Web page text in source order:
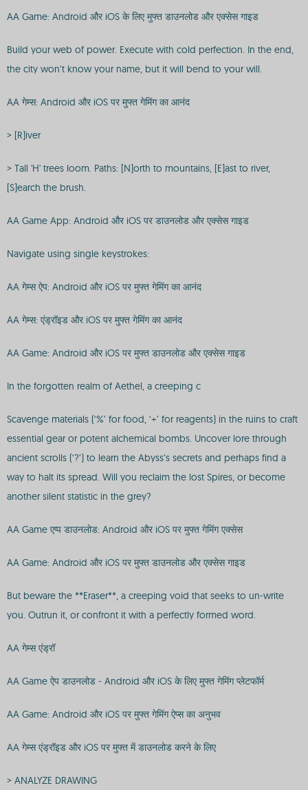
AA Game: Android और iOS के लिए मुफ्त डाउनलोड और एक्सेस गाइड
Build your web of power. Execute with cold perfection. In the end,
the city won’t know your name, but it will bend to your will.
AA गेम्स: Android और iOS पर मुफ्त गेमिंग का आनंद
> [R]iver
> Tall 'H' trees loom. Paths: [N]orth to mountains, [E]ast to river,
[S]earch the brush.
AA Game App: Android और iOS पर डाउनलोड और एक्सेस गाइड
Navigate using single keystrokes:
AA गेम्स ऐप: Android और iOS पर मुफ्त गेमिंग का आनंद
AA गेम्स: एंड्रॉइड और iOS पर मुफ्त गेमिंग का आनंद
AA Game: Android और iOS पर मुफ्त डाउनलोड और एक्सेस गाइड
In the forgotten realm of Aethel, a creeping c
Scavenge materials (‘%’ for food, ‘+’ for reagents) in the ruins to craft
essential gear or potent alchemical bombs. Uncover lore through
ancient scrolls (‘?’) to learn the Abyss’s secrets and perhaps find a
way to halt its spread. Will you reclaim the lost Spires, or become
another silent statistic in the grey?
AA Game एप्प डाउनलोड: Android और iOS पर मुफ्त गेमिंग एक्सेस
AA Game: Android और iOS पर मुफ्त डाउनलोड और एक्सेस गाइड
But beware the **Eraser**, a creeping void that seeks to un-write
you. Outrun it, or confront it with a perfectly formed word.
AA गेम्स एंड्रॉ
AA Game ऐप डाउनलोड - Android और iOS के लिए मुफ्त गेमिंग प्लेटफॉर्म
AA Game: Android और iOS पर मुफ्त गेमिंग ऐप्स का अनुभव
AA गेम्स एंड्रॉइड और iOS पर मुफ्त में डाउनलोड करने के लिए
> ANALYZE DRAWING